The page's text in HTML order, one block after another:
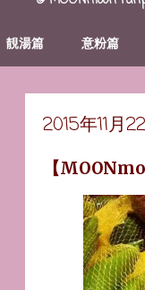
靚湯篇 意粉篇
2015年11月
【